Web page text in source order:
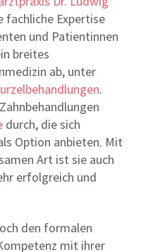
fachliche Expertise
und Patientinnen
breites
ab, unter
.
durch, die sich
Option anbieten. Mit
Art ist sie auch
erfolgreich und
den formalen
mit ihrer